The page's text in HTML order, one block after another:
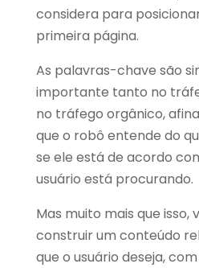
considera para
primeira página.
As palavras-chave são
importante tanto no
no tráfego orgânico,
que o robô entende do
se ele está de acordo
usuário está procurando.
Mas muito mais que isso,
construir um conteúdo
que o usuário deseja,